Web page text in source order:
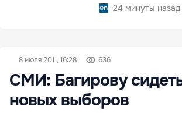
24 минуты назад
8 июля 2011, 16:28 636
СМИ: Багирову
новых выборов